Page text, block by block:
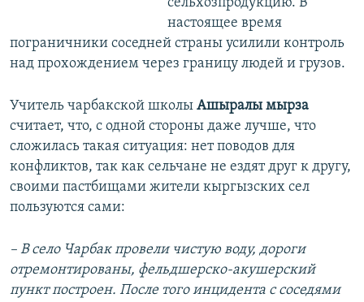
сельхозпродукцию. В
настоящее время
пограничники соседней страны усилили контроль
над прохождением через границу людей и грузов.
Учитель чарбакской школы Ашыралы мырза
считает, что, с одной стороны даже лучше, что
сложилась такая ситуация: нет поводов для
конфликтов, так как сельчане не ездят друг к другу,
своими пастбищами жители кыргызских сел
пользуются сами:
– В село Чарбак провели чистую воду, дороги
отремонтированы, фельдшерско-акушерский
пункт построен. После того инцидента с соседями